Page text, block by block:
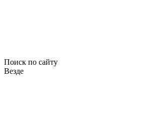
Поиск по сайту
Везде